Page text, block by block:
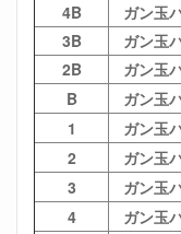
4B
ガン玉
3B
ガン玉
2B
ガン玉
B
ガン玉
1
ガン玉
2
ガン玉
3
ガン玉
4
ガン玉